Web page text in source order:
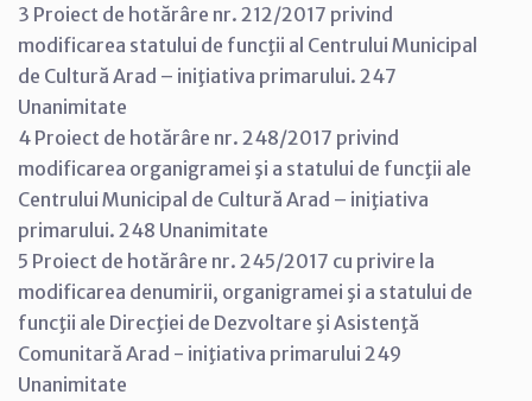
3 Proiect de hotărâre nr. 212/2017 privind
modificarea statului de funcţii al Centrului Municipal
de Cultură Arad – iniţiativa primarului. 247
Unanimitate
4 Proiect de hotărâre nr. 248/2017 privind
modificarea organigramei şi a statului de funcţii ale
Centrului Municipal de Cultură Arad – iniţiativa
primarului. 248 Unanimitate
5 Proiect de hotărâre nr. 245/2017 cu privire la
modificarea denumirii, organigramei şi a statului de
funcţii ale Direcţiei de Dezvoltare şi Asistenţă
Comunitară Arad - iniţiativa primarului 249
Unanimitate